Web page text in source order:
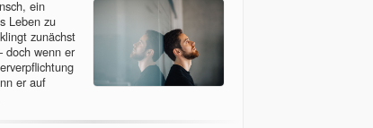
ein
Leben zu
zunächst
doch wenn er
er auf